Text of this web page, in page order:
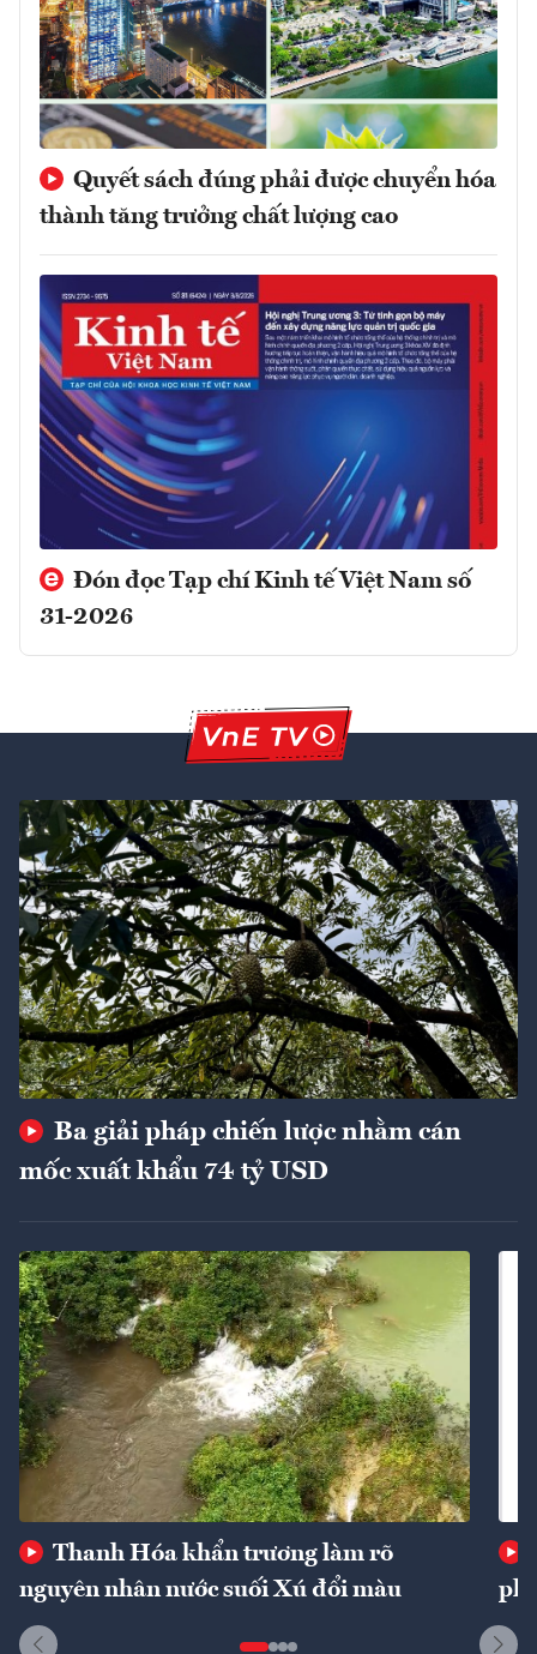
Quyết sách đúng phải được chuyển hóa
thành tăng trưởng chất lượng cao
Đón đọc Tạp chí Kinh tế Việt Nam số
31-2026
Ba giải pháp chiến lược nhằm cán
mốc xuất khẩu 74 tỷ USD
Thanh Hóa khẩn trương làm rõ
nguyên nhân nước suối Xú đổi màu
phí